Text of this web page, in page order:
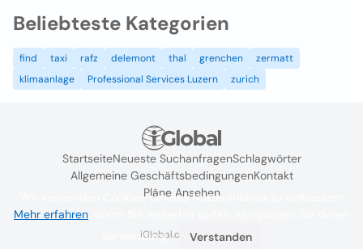
Beliebteste Kategorien
find taxi rafz delemont thal grenchen
zermatt
klimaanlage
Professional Services Luzern zurich
StartseiteNeueste SuchanfragenSchlagwörter
Allgemeine GeschäftsbedingungenKontakt
Pläne Ansehen
iGlobal.co @ 2024
Wir verwenden Cookies, um das Nutzererlebnis zu verbessern
Mehr erfahren
Verwendung.
Verstanden